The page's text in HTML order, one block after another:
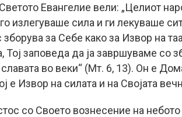
Евангелие вели: „Целиот
излегуваше сила и ги лекуваше
за Себе како за Извор на
Тој заповеда да ја завршуваме со
во веки“ (Мт. 6, 13). Он е
е Извор на силата и на Својата
со Своето вознесение на небото